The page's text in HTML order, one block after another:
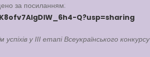
за посиланням:
Q?usp=sharing
у ІІІ етапі Всеукраїнського конкурсу